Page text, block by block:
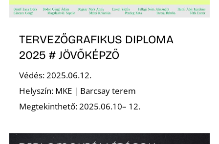
TERVEZŐGRAFIKUS DIPLOMA
2025 # JÖVŐKÉPZŐ
Védés: 2025.06.12.
Helyszín: MKE | Barcsay terem
Megtekinthető: 2025.06.10– 12.